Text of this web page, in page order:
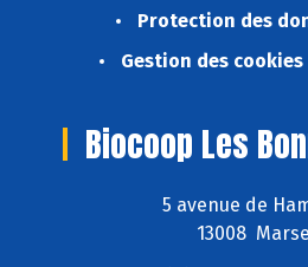
Protection des
Gestion des cookies
Biocoop Les
5 avenue de
13008